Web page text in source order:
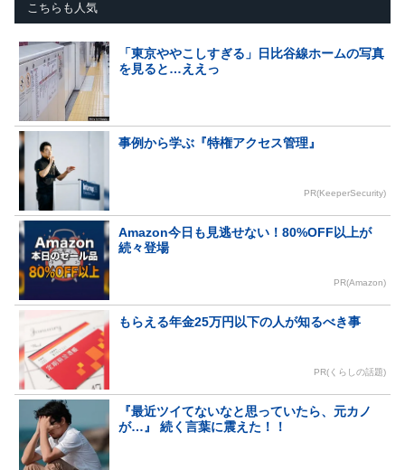
こちらも人気
「東京ややこしすぎる」日比谷線ホームの写真
を見ると…ええっ
事例から学ぶ『特権アクセス管理』
PR(KeeperSecurity)
Amazon今日も見逃せない！80%OFF以上が
続々登場
PR(Amazon)
もらえる年金25万円以下の人が知るべき事
PR(くらしの話題)
『最近ツイてないなと思っていたら、元カノ
が…』 続く言葉に震えた！！